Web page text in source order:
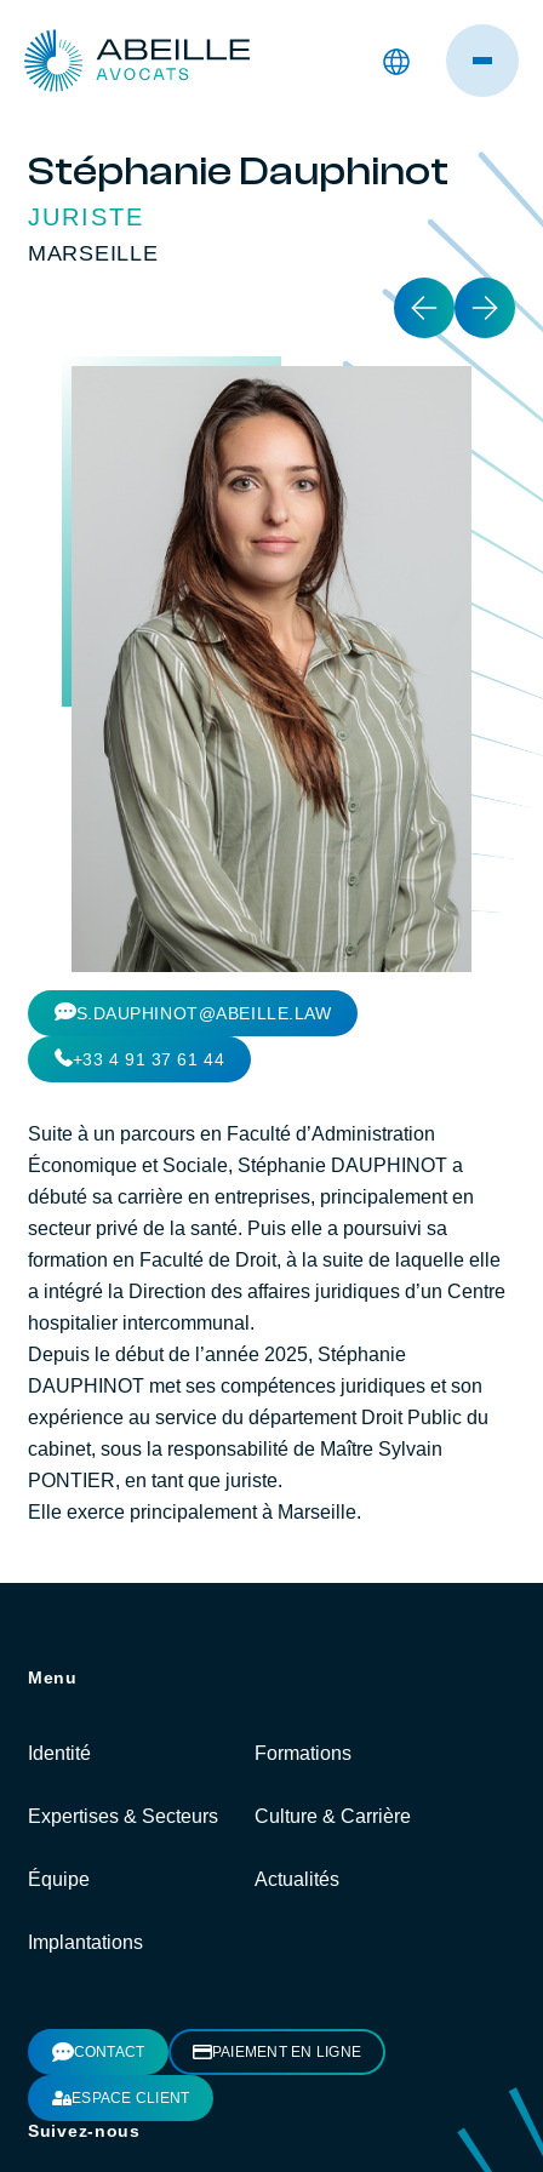
Stéphanie Dauphinot
JURISTE
MARSEILLE
S.DAUPHINOT@ABEILLE.LAW
+33 4 91 37 61 44
Suite à un parcours en Faculté d’Administration
Économique et Sociale, Stéphanie DAUPHINOT a
débuté sa carrière en entreprises, principalement en
secteur privé de la santé. Puis elle a poursuivi sa
formation en Faculté de Droit, à la suite de laquelle elle
a intégré la Direction des affaires juridiques d’un Centre
hospitalier intercommunal.
Depuis le début de l’année 2025, Stéphanie
DAUPHINOT met ses compétences juridiques et son
expérience au service du département Droit Public du
cabinet, sous la responsabilité de Maître Sylvain
PONTIER, en tant que juriste.
Elle exerce principalement à Marseille.
Menu
Identité Formations
Expertises & Secteurs Culture & Carrière
Équipe Actualités
Implantations
CONTACT PAIEMENT EN LIGNE
ESPACE CLIENT
Suivez-nous